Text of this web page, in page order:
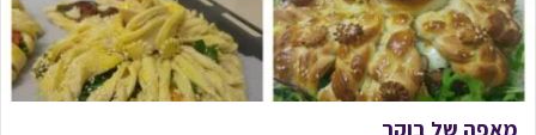
מאפה של בוקר